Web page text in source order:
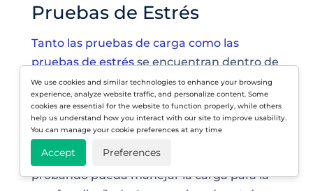
Pruebas de Estrés
Tanto las pruebas de carga como las
pruebas de estrésse encuentran dentro de
la categoría de pruebas de rendimiento.
Las pruebas de carga determinan cómo se
comporta tu sitio web o aplicación durante
condiciones normales y picos de carga.
Garantizan que la función que estás
probando pueda manejar la carga para la
We use cookies and similar technologies to enhance your browsing
experience, analyze website traffic, and personalize content. Some
cookies are essential for the website to function properly, while others
help us understand how you interact with our site to improve usability.
You can manage your cookie preferences at any time
Accept Preferences